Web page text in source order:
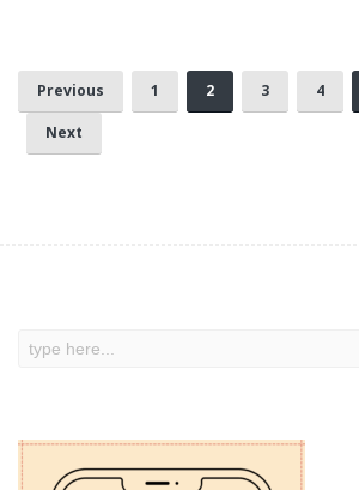
Previous 1 2 3 4
Next